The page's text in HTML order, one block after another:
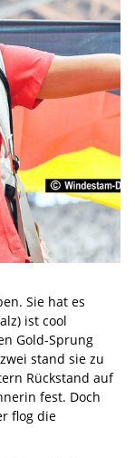
Sie hat es
ist cool
Gold-Sprung
stand sie zu
Rückstand auf
fest. Doch
flog die